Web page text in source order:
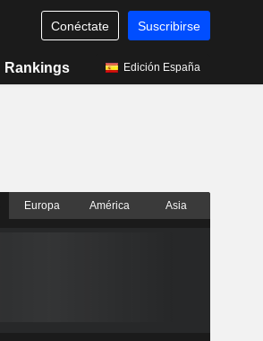
Conéctate Suscribirse
Rankings Edición España
Europa América Asia